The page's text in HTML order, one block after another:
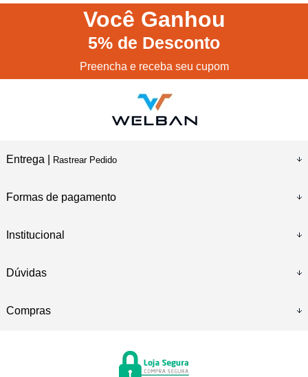
Você Ganhou
5% de Desconto
Preencha e receba seu cupom
Entrega | Rastrear Pedido
Formas de pagamento
Institucional
Dúvidas
Compras